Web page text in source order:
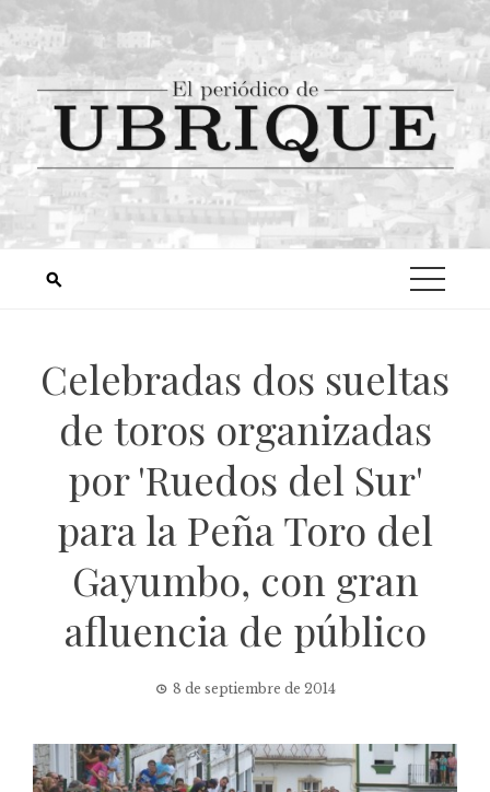
Celebradas dos sueltas
de toros organizadas
por 'Ruedos del Sur'
para la Peña Toro del
Gayumbo, con gran
afluencia de público
8 de septiembre de 2014